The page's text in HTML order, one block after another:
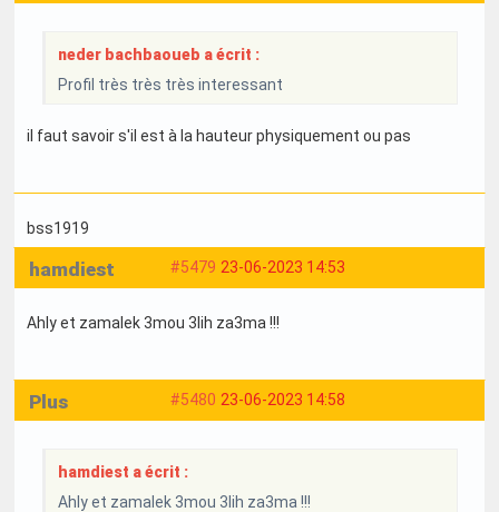
neder bachbaoueb a écrit :
Profil très très très interessant
il faut savoir s'il est à la hauteur physiquement ou pas
bss1919
#5479 23-06-2023 14:53
hamdiest
Ahly et zamalek 3mou 3lih za3ma !!!
#5480 23-06-2023 14:58
Plus
hamdiest a écrit :
Ahly et zamalek 3mou 3lih za3ma !!!